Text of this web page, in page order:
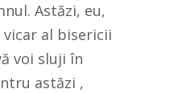
Astăzi, eu,
al bisericii
voi sluji în
astăzi ,